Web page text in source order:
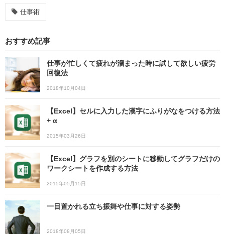
仕事術
おすすめ記事
仕事が忙しくて疲れが溜まった時に試して欲しい疲労
回復法
2018年10月04日
【Excel】セルに入力した漢字にふりがなをつける方法
+ α
2015年03月26日
【Excel】グラフを別のシートに移動してグラフだけの
ワークシートを作成する方法
2015年05月15日
一目置かれる立ち振舞や仕事に対する姿勢
2018年08月05日